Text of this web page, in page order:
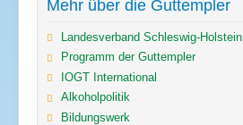
Mehr über die Guttempler
Landesverband Schleswig-Holstein
Programm der Guttempler
IOGT International
Alkoholpolitik
Bildungswerk